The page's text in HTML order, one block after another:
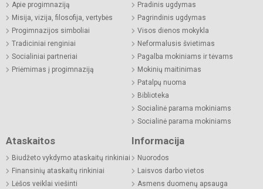
Apie progimnaziją
Misija, vizija, filosofija, vertybės
Progimnazijos simboliai
Tradiciniai renginiai
Socialiniai partneriai
Priėmimas į progimnaziją
Pradinis ugdymas
Pagrindinis ugdymas
Visos dienos mokykla
Neformalusis švietimas
Pagalba mokiniams ir tėvams
Mokinių maitinimas
Patalpų nuoma
Biblioteka
Socialinė parama mokiniams
Socialinė parama mokiniams
Ataskaitos
Biudžeto vykdymo ataskaitų rinkiniai
Finansinių ataskaitų rinkiniai
Lėšos veiklai viešinti
Informacija
Nuorodos
Laisvos darbo vietos
Asmens duomenų apsauga